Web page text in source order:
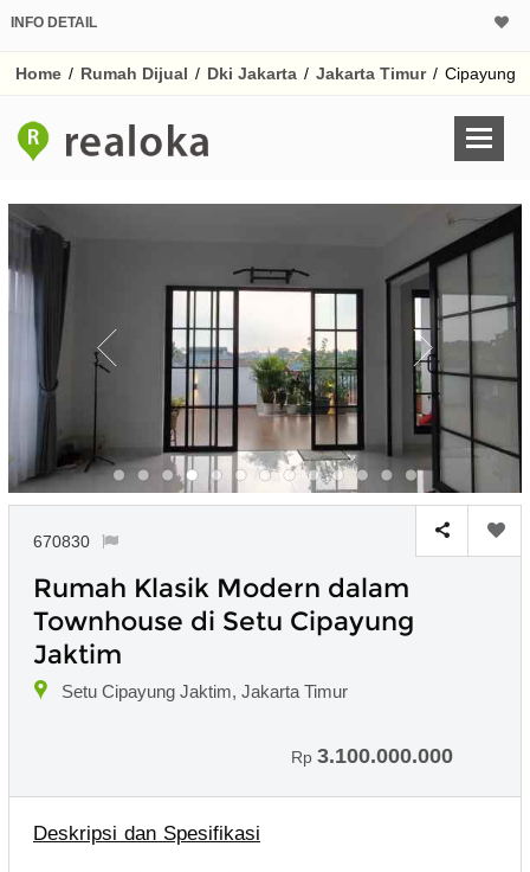
INFO DETAIL
Home / Rumah Dijual / Dki Jakarta / Jakarta Timur / Cipayung
670830
Rumah Klasik Modern dalam
Townhouse di Setu Cipayung
Jaktim
Setu Cipayung Jaktim, Jakarta Timur
Rp 3.100.000.000
Deskripsi dan Spesifikasi
Harga Rp
Untuk hasil simulasi
pada kotak-
Simpan